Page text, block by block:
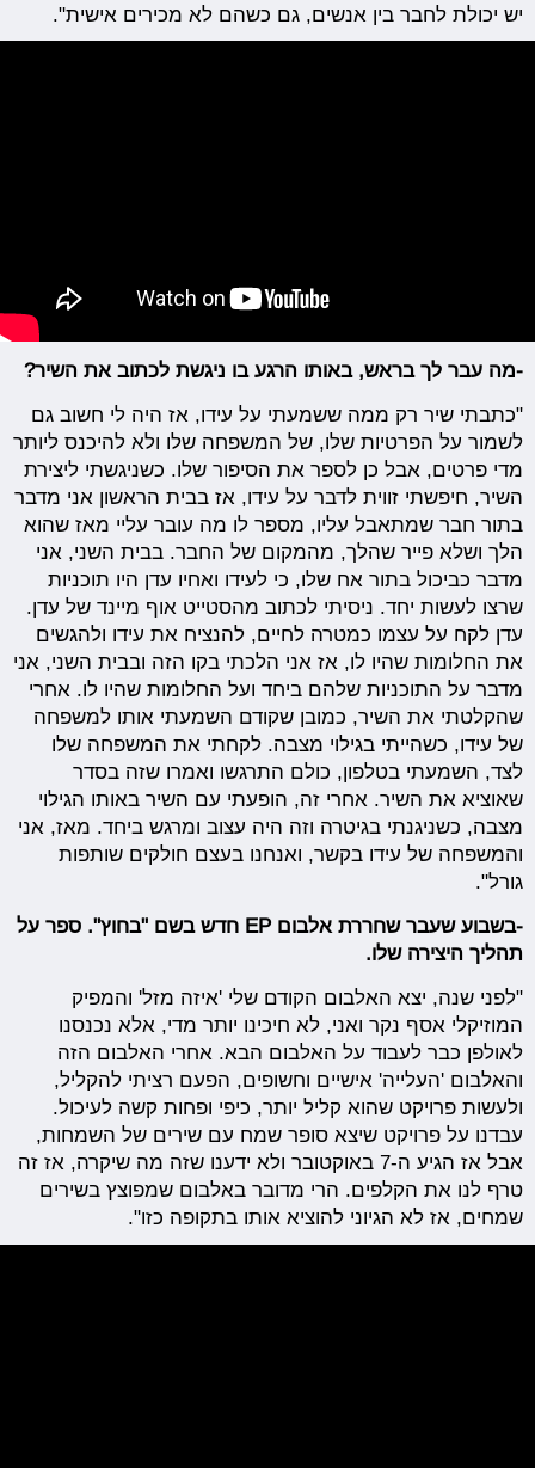
יש יכולת לחבר בין אנשים, גם כשהם לא מכירים אישית".
-מה עבר לך בראש, באותו הרגע בו ניגשת לכתוב את השיר?
"כתבתי שיר רק ממה ששמעתי על עידו, אז היה לי חשוב גם
לשמור על הפרטיות שלו, של המשפחה שלו ולא להיכנס ליותר
מדי פרטים, אבל כן לספר את הסיפור שלו. כשניגשתי ליצירת
השיר, חיפשתי זווית לדבר על עידו, אז בבית הראשון אני מדבר
בתור חבר שמתאבל עליו, מספר לו מה עובר עליי מאז שהוא
הלך ושלא פייר שהלך, מהמקום של החבר. בבית השני, אני
מדבר כביכול בתור אח שלו, כי לעידו ואחיו עדן היו תוכניות
שרצו לעשות יחד. ניסיתי לכתוב מהסטייט אוף מיינד של עדן.
עדן לקח על עצמו כמטרה לחיים, להנציח את עידו ולהגשים
את החלומות שהיו לו, אז אני הלכתי בקו הזה ובבית השני, אני
מדבר על התוכניות שלהם ביחד ועל החלומות שהיו לו. אחרי
שהקלטתי את השיר, כמובן שקודם השמעתי אותו למשפחה
של עידו, כשהייתי בגילוי מצבה. לקחתי את המשפחה שלו
לצד, השמעתי בטלפון, כולם התרגשו ואמרו שזה בסדר
שאוציא את השיר. אחרי זה, הופעתי עם השיר באותו הגילוי
מצבה, כשניגנתי בגיטרה וזה היה עצוב ומרגש ביחד. מאז, אני
והמשפחה של עידו בקשר, ואנחנו בעצם חולקים שותפות
גורל".
-בשבוע שעבר שחררת אלבום EP חדש בשם "בחוץ". ספר על
תהליך היצירה שלו.
"לפני שנה, יצא האלבום הקודם שלי 'איזה מזל' והמפיק
המוזיקלי אסף נקר ואני, לא חיכינו יותר מדי, אלא נכנסנו
לאולפן כבר לעבוד על האלבום הבא. אחרי האלבום הזה
והאלבום 'העלייה' אישיים וחשופים, הפעם רציתי להקליל,
ולעשות פרויקט שהוא קליל יותר, כיפי ופחות קשה לעיכול.
עבדנו על פרויקט שיצא סופר שמח עם שירים של השמחות,
אבל אז הגיע ה-7 באוקטובר ולא ידענו שזה מה שיקרה, אז זה
טרף לנו את הקלפים. הרי מדובר באלבום שמפוצץ בשירים
שמחים, אז לא הגיוני להוציא אותו בתקופה כזו".